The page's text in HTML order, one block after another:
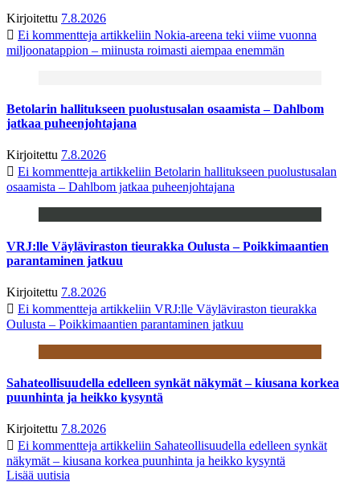
Kirjoitettu 7.8.2026
Ei kommentteja artikkeliin Nokia-areena teki viime vuonna
miljoonatappion – miinusta roimasti aiempaa enemmän
Betolarin hallitukseen puolustusalan osaamista – Dahlbom
jatkaa puheenjohtajana
Kirjoitettu 7.8.2026
Ei kommentteja artikkeliin Betolarin hallitukseen puolustusalan
osaamista – Dahlbom jatkaa puheenjohtajana
VRJ:lle Väyläviraston tieurakka Oulusta – Poikkimaantien
parantaminen jatkuu
Kirjoitettu 7.8.2026
Ei kommentteja artikkeliin VRJ:lle Väyläviraston tieurakka
Oulusta – Poikkimaantien parantaminen jatkuu
Sahateollisuudella edelleen synkät näkymät – kiusana korkea
puunhinta ja heikko kysyntä
Kirjoitettu 7.8.2026
Ei kommentteja artikkeliin Sahateollisuudella edelleen synkät
näkymät – kiusana korkea puunhinta ja heikko kysyntä
Lisää uutisia